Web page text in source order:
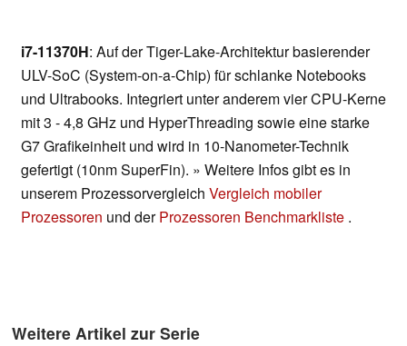
i7-11370H: Auf der Tiger-Lake-Architektur basierender
ULV-SoC (System-on-a-Chip) für schlanke Notebooks
und Ultrabooks. Integriert unter anderem vier CPU-Kerne
mit 3 - 4,8 GHz und HyperThreading sowie eine starke
G7 Grafikeinheit und wird in 10-Nanometer-Technik
gefertigt (10nm SuperFin). » Weitere Infos gibt es in
unserem Prozessorvergleich Vergleich mobiler
Prozessoren und derProzessoren Benchmarkliste .
Weitere Artikel zur Serie